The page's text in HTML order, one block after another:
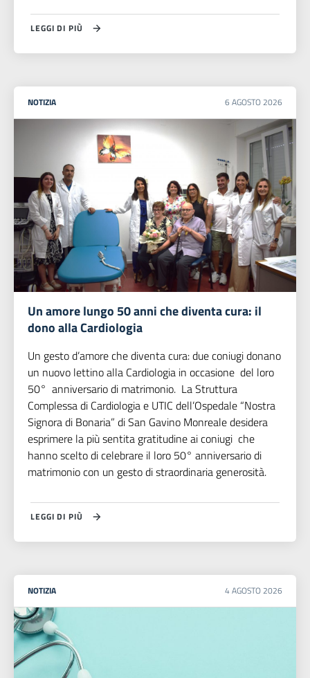
LEGGI DI PIÙ
NOTIZIA 6 AGOSTO 2026
Un amore lungo 50 anni che diventa cura: il
dono alla Cardiologia
Un gesto d’amore che diventa cura: due coniugi donano
un nuovo lettino alla Cardiologia in occasione del loro
50° anniversario di matrimonio. La Struttura
Complessa di Cardiologia e UTIC dell’Ospedale “Nostra
Signora di Bonaria” di San Gavino Monreale desidera
esprimere la più sentita gratitudine ai coniugi che
hanno scelto di celebrare il loro 50° anniversario di
matrimonio con un gesto di straordinaria generosità.
LEGGI DI PIÙ
NOTIZIA 4 AGOSTO 2026